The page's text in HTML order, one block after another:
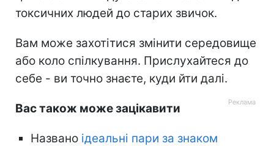
токсичних людей до старих звичок.
Вам може захотітися змінити середовище
або коло спілкування. Прислухайтеся до
себе - ви точно знаєте, куди йти далі.
Вас також може зацікавити
Названо ідеальні пари за знаком